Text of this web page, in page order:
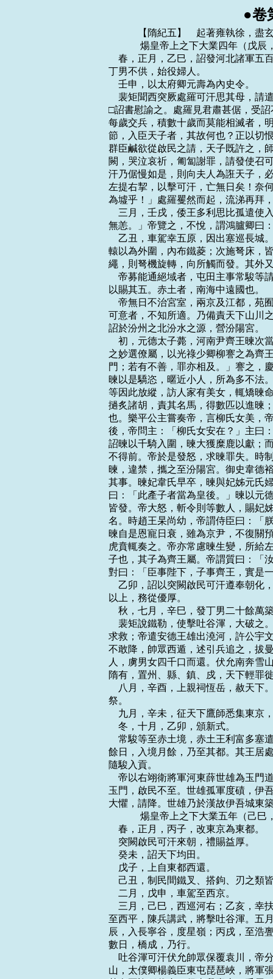
●卷
　　【隋紀五】　起著雍執徐，盡玄黓涒灘，凡五年。
    　　 煬皇帝上之下大業四年（戊辰，公元六零八年）
    春，正月，乙巳，詔發河北諸軍五百餘萬眾穿永濟渠，引沁水南達於河，北通涿郡。
丁男不供，始役婦人。
    壬申，以太府卿元壽為內史令。
    裴矩聞西突厥處羅可汗思其母，請遣使招懷之。二月，己卯，帝遣司朝謁者崔君肅
□詔書慰諭之。處羅見君肅甚倨，受詔不肯起，君肅謂之曰：「突厥本一國，中分為二，
每歲交兵，積數十歲而莫能相滅者，明知其勢敵耳。然啟民舉其部落百萬之眾，卑躬折
節，入臣天子者，其故何也？正以切恨可汗，不能獨制，欲借兵於大國，共滅可汗耳。
群臣鹹欲從啟民之請，天子既許之，師出有日矣。顧可汗母向夫人懼西國之滅，旦夕守
闕，哭泣哀祈，匍匐謝罪，請發使召可汗，令入內屬。天子憐之，故復遣使至此。今可
汗乃倨慢如是，則向夫人為誑天子，必伏屍都市，傳首虜庭。發大隋之兵，資東國之眾，
左提右挈，以擊可汗，亡無日矣！奈何愛兩拜之禮，絕慈母之命，惜一語稱臣，使社稷
為墟乎！」處羅矍然而起，流涕再拜，跪受詔書，因遣使者隨君肅貢汗血馬。
    三月，壬戌，倭王多利思比孤遣使入貢，遺帝書曰：「日出處天子致書日沒處天子
無恙。」帝覽之，不悅，謂鴻臚卿曰：「蠻夷書無禮者，勿復以聞。」
    乙丑，車駕幸五原，因出塞巡長城。行宮設六合板城，載以槍車。每頓捨，則外其
轅以為外圍，內布鐵菱；次施弩床，皆插鋼錐，外向；上施旋機弩，以繩連機，人來觸
繩，則弩機旋轉，向所觸而發。其外又以矰周圍，施鈴柱、槌磐以知所警。
    帝募能通絕域者，屯田主事常駿等請使赤土，帝大悅。丙寅，命駿等□物五千段，
以賜其五。赤土者，南海中遠國也。
    帝無日不治宮室，兩京及江都，苑囿亭殿雖多，久而益厭。每游幸，左右顧矚，無
可意者，不知所適。乃備責天下山川之圖，躬自歷覽，以求勝地可置宮苑者。夏，四月，
詔於汾州之北汾水之源，營汾陽宮。
    初，元德太子薨，河南尹齊王暕次當為嗣，元德吏兵二萬餘人，悉隸於□柬，帝為
之妙選僚屬，以光祿少卿柳謇之為齊王長史，且戒之曰：「齊王德業修備，富貴自鐘卿
門；若有不善，罪亦相及。」謇之，慶之從子也。暕寵遇日隆，百官趨謁，闐咽道路。
暕以是驕恣，暱近小人，所為多不法。遣左右喬令則、庫狄仲錡、陳智偉求聲色。令則
等因此放縱，訪人家有美女，輒矯暕命呼之，載入暕第，淫而遣之。仲錡、智偉詣隴西，
撾炙諸胡，責其名馬，得數匹以進暕；暕令還主，仲錡等詐言王賜，取歸其家，暕不知
也。樂平公主嘗奏帝，言柳氏女美，帝未有所答。久之，主復以柳氏進暕，暕納之。其
後，帝問主：「柳氏女安在？」主曰：「在齊王所。」帝不悅。暕從帝幸汾陽宮，大獵，
詔暕以千騎入圍，暕大獲糜鹿以獻；而帝未有得也，乃怒從官，皆言為暕左右所遏，獸
不得前。帝於是發怒，求暕罪失。時制：縣令無故不得出境。有伊闕令皇甫詡，得幸於
暕，違禁，攜之至汾陽宮。御史韋德裕希旨劾奏暕，帝令甲士千餘人大索暕第，因窮治
其事。暕妃韋氏早卒，暕與妃姊元氏婦通，產一女。暕召相工令遍視後庭，相工指妃姊
曰：「此產子者當為皇後。」暕以元德太子有三子，恐不得立，陰挾左道為厭勝，至是
皆發。帝大怒，斬令則等數人，賜妃姊死，暕府僚皆斥之邊遠。柳謇之坐不能匡正，除
名。時趙王杲尚幼，帝謂侍臣曰：「朕唯有暕一子，不然者，當肆諸市朝，以明國憲！」
暕自是恩寵日衰，雖為京尹，不復關預時政。帝恆令虎賁郎將一人監其府事，暕有微失，
虎賁輒奏之。帝亦常慮暕生變，所給左右，皆以老弱，備員而已。太史令庚質，季才之
子也，其子為齊王屬。帝謂質曰：「汝不能一心事我，乃使兒事齊王，何向背如此！」
對曰：「臣事陛下，子事齊王，實是一心，不敢有二。」帝猶怒，出為合水令。
    乙卯，詔以突闕啟民可汗遵奉朝化，思改戎俗，宜於萬壽戌置城造屋，其帷帳床褥
以上，務從優厚。
    秋，七月，辛巳，發丁男二十餘萬築長城，自榆谷而東。
    裴矩說鐵勒，使擊吐谷渾，大破之。吐谷渾可汗伏允東走，入西平境內，遣使請降
求救；帝遣安德王雄出澆河，許公宇文述出西平迎之。述至臨羌城，吐谷渾畏述兵盛，
不敢降，帥眾西遁，述引兵追之，拔曼頭、赤水二城，斬三千餘級，獲其王公以下二百
人，虜男女四千口而還。伏允南奔雪山，其故地皆空，東西四千里，南北二千里，皆為
隋有，置州、縣、鎮、戍，天下輕罪徙居之。
    八月，辛酉，上親祠恆岳，赦天下。河北道郡守畢集，裴矩所致西域十餘國皆來助
祭。
    九月，辛未，征天下鷹師悉集東京，至者萬余人。
    冬，十月，乙卯，頒新式。
    常駿等至赤土境，赤土王利富多塞遣使以三十舶迎之，進金璅以纜駿船，凡泛海百
餘日，入境月餘，乃至其都。其王居處器用，窮極珍麗，待使者禮亦厚，遣其子那邪迦
隨駿入貢。
    帝以右翊衛將軍河東薛世雄為玉門道行軍大將，與突闕啟民可汗連兵擊伊吾，師出
玉門，啟民不至。世雄孤軍度磧，伊吾初謂隋軍不能至，皆不設備；聞世雄軍已度磧，
大懼，請降。世雄乃於漢故伊吾城東築城，留銀青光祿大夫王威以甲卒千餘人戌之而還。
    　　 煬皇帝上之下大業五年（己巳，公元六零九年）
    春，正月，丙子，改東京為東都。
    突闕啟民可汗來朝，禮賜益厚。
    癸未，詔天下均田。
    戊子，上自東都西還。
    己丑，制民間鐵叉、搭鉤、刃之類皆禁之。
    二月，戊申，車駕至西京。
    三月，己巳，西巡河右；乙亥，幸扶風舊宅。夏，四月，癸亥，出臨津關，渡黃河，
至西平，陳兵講武，將擊吐谷渾。五月，乙亥，上大獵於拔延山，長圍周亙二十裡。庚
辰，入長寧谷，度星嶺；丙戌，至浩亹川。以橋未成，斬都水使者黃亙及督役者九人，
數日，橋成，乃行。
    吐谷渾可汗伏允帥眾保覆袁川，帝分命內史元壽南屯金山，兵部尚書段文振屯北雪
山，太僕卿楊義臣東屯琵琶峽，將軍張壽西屯泥嶺，四面圍之。伏允以數十騎遁出，遣
其名王詐稱伏允，保車我真山。壬辰，詔右屯衛大將軍張定和往捕之。定和輕其眾少，
不被甲，挺身登山，吐谷渾伏兵射殺之；其亞將柳武建擊吐谷渾，破之。甲午，吐谷渾
仙頭王窮蹙，帥男女十餘萬口來降。六月，丁酉，遣左光祿大夫梁默等追討伏允，兵敗，
為伏允所殺。衛尉卿劉權出伊吾道，擊吐谷渾，至青海，虜獲千餘口，乘勝追奔，至伏
俟城。
    辛丑，帝謂給事郎蔡征曰：「自古天子有巡狩之禮；而江東諸帝多傅脂粉，坐深宮，
不與百姓相見，此何理也？」對曰：「此其所以不能長世。」丙午，至張掖。帝之將西
巡也，命裴矩說高昌王□伯雅及伊吾吐屯設等，啖以厚利，召使入朝。壬子，帝至燕支
山，伯雅、吐屯設等及西域二十七國謁於道左，皆令佩金玉，被錦罽，焚香奏樂，歌舞
喧噪。帝復令武威、張掖士女盛飾縱觀，衣服車馬不鮮者，郡縣督課之。騎乘嗔咽，周
亙數十裡，以示中國之盛。吐屯設獻西域數千里之地，上大悅。癸丑，置西海、河源、
鄯善、且末等郡，謫天下罪人為戌卒以守之。命劉權鎮河源郡積石鎮，大開屯田，捍御
吐谷渾，以通西域之路。
    是時天下凡有郡一百九十，縣一千二百五十五，戶八百九十萬有奇。東西九千三百
裡，南北萬四千八百一十五裡。隋氏之盛，極於此矣。
    帝謂裴矩有綏懷之略，進位銀青光祿大夫。自西京諸縣及西北諸郡，皆轉輸塞外，
每歲鉅億萬計；經途險遠及遇寇鈔，人畜死亡不達者，郡縣皆征破其家。由是百姓失業，
西方先困矣。
    初，吐谷渾伏允使其子順來朝，帝留順不遣。伏允敗走，無以自資，帥數千騎客於
黨項。帝立順為可汗，送至玉門，令統其餘眾；以其大寶王尼洛周為輔。至西平，其部
下殺洛周，順不果入而還。
    丙辰，上御觀風殿，大備文物，引高昌王□伯雅及伊吾吐屯設升殿宴飲，其餘蠻夷
使者陪階庭者二十餘國，奏九部樂及魚龍戲以娛之，賜賚有差。戊午，赦天下。
    吐谷渾有青海，俗傳置牝馬於其上，得龍種。秋，七月，置馬牧於青海，縱牝馬二
千匹於川谷以求龍種，無效而止。
    車駕東還，行經大斗拔谷，山路隘險，魚貫而出，風雪晦冥，文武饑餒沾濕，夜久
不逮前營，士卒凍死者太半，馬驢什八九，後宮妃、主或狼狽相失，與軍士雜宿山間。
九月，癸未，車駕入西京。冬，十一月，丙子，復幸東都。
    民部侍郎裴蘊以民間版籍，脫漏戶口及詐注老小尚多，奏令貌閱，若一人不實，則
官司解職。又許民糾得一丁者，令被糾之家代輸賦役。是歲，諸郡計帳進丁二十四萬三
千，新附口六十四萬一千五百。帝臨朝鑒狀，謂百官曰：「前代無賢才，致此罔冒；今
戶口皆實，全由裴蘊。」由是漸見親委，未幾，擢授御史大夫，與裴矩、虞世基參掌機
密。蘊善候伺人主微意，所欲罪者，則曲法鍛成其罪；所欲宥者，則附從輕典，因而釋
之。是後大小之獄，皆以付蘊，刑部、大理莫敢與爭，必稟承進止，然後決斷。蘊有機
辯，言若懸河，或重或輕，皆由其口，剖析明敏，時人不能致詰。
    突厥啟民可汗卒，上為之廢朝三日，立其子咄吉，是為始畢可汗；表請尚公主，詔
從其俗。
    初，內史侍郎薛道衡以才學有盛名，久當樞要，高祖末，出為襄州總管；帝即位，
自番州刺史召之，欲用為秘書監。道衡既至，上《高祖文皇帝頌》，帝覽之，不悅，顧
謂蘇威曰：「道衡致美先朝，此《魚藻》之義也。」拜司隸大夫，將置之罪。司隸刺史
房彥謙勸道衡杜絕賓客，卑辭下氣，道衡不能用。會議新令，久不決，道衡謂朝士曰：
「向使高熲不死，令決當久行。」有人奏之，帝怒曰：「汝憶高熲邪！」付執法者推之。
裴蘊奏：「道衡負才恃舊，有無君之心，推惡於國，妄造禍端。論其罪名，似如隱昧；
原其情意，深為悖逆。」帝曰：「然。我少時與之行役，輕我童稚，與高熲、賀若弼等
外擅威權；及我即位，懷不自安，賴天下無事，未得反耳。公論其逆，妙體本心。」道
衡自以所坐非大過，促憲司早斷，冀奏日帝必赦之，敕家人具饌，以備賓客來候者。及
奏，帝令自盡，道衡殊不意，未能引決。憲司重奏，縊而殺之，妻子徙且末。天下冤之。
    帝大閱軍實，稱器甲之美，宇文述因進言：「此皆雲定興之功。」帝即擢定興為太
府丞。
    　　 煬皇帝上之下大業六年（庚午，公元六一零年）
    春，正月，癸亥朔，未明三刻，有盜數十人，素冠練衣，焚香持華，自稱彌勒佛，
入自建國門，監門者皆稽首。既而奪衛士仗，將為亂；齊王暕遇而斬之。於是都下大索，
連坐者千餘家。
    帝以諸蕃酋長畢集洛陽，丁丑，於端門街盛陳百戲，戲場周圍五千步，執絲竹者萬
八千人，聲聞數十裡，自昏達旦，燈火光燭天地；終月而罷，所費巨萬。自是歲以為常。
諸蕃請入豐都市交易，帝許之。先命整飾店肆，簷宇如一，盛設帷帳，珍貨充積，人物
華盛，賣菜者亦藉以龍須席。胡客或過酒食店，悉令邀廷就坐，醉飽而散，不取其直，
紿之曰：「中國豐饒，酒食例不取直。」胡客皆驚歎。其黠者頗覺之，見以繒帛纏樹，
曰：「中國亦有貧者，衣不蓋形，何如以此物與之，纏樹何為？」市人慚不能答。
    帝稱裴矩之能，謂群臣曰：「裴矩大識聯意，凡所陳奏，皆朕之成算，未發之頃，
矩輒以聞；自非奉國盡心，孰能若是！」是時矩與左翊衛大將軍宇文述、內史侍郎虞世
基、御史大夫斐蘊、光祿大夫郭衍皆以諂諛有寵。述善於供奉，容止便辟，侍衛者鹹取
則焉。郭衍嘗勸帝五日一視朝，曰：「無效高祖，空自勤苦。」帝益以為忠，曰：「唯
有郭衍心與朕同。」
    帝臨朝凝重，發言降詔，辭義可觀；而內存聲色，其在兩都及巡游，常以僧、尼、
道士、女官自隨，謂之四道場。梁公蕭矩，琮之弟子；千牛左右宇文皛，慶之孫也；皆
有寵於帝。帝每日於苑中林亭間盛陳酒饌，敕燕王倓與鉅、皛及高祖嬪御為一席，僧、
尼、道士、女官為一席，帝與諸寵姬為一席，略相連接，罷朝即從之宴飲，更相勸侑，
酒酣殽亂，靡所不至，以是為常。楊氏婦女之美者，往往進御。皛出入宮掖，不限門禁，
至於妃嬪、公主皆有丑聲，帝亦不之罪也。
    帝復遣硃寬招撫流求，流求不從。帝遣虎賁郎將廬江陳稜，朝請大夫同安張鎮周發
東陽兵萬餘人，自義安泛海擊之。行月余，至其國，以鎮周為先鋒。流求王渴刺兜遣兵
逆戰；屢破之，遂至其都。渴刺兜自將出戰，又敗，退入柵；稜等乘勝攻拔之，斬渴刺
兜，虜其民萬餘口而還。二月，己巳，稜等獻流求俘，頒賜百官，進稜位右光祿大夫，
鎮周金紫光祿大夫。
    己卯，詔以「近世茅土妄假，名實相乖，自今唯有功勳乃得賜封；仍令子孫承襲。」
於是舊賜五等爵，非有功者皆除之。
    康申，以所征周、齊、梁、陳散樂悉配太常，皆置博士弟子以相傳授，樂工至三萬
餘人。
    三月，癸亥，帝幸江都宮。
    初，帝欲大營汾陽宮，令御史大夫張衡具圖奏之。衡承間進諫曰：「比年勞役繁多，
百姓疲弊，伏願留神，稍加抑損。」帝意甚不平，後日衡謂侍臣曰：「張衡自謂由其計
畫，令我有天下也。」乃錄齊王暕攜皇甫詡從駕及前幸涿郡祠恆岳時，父老謁見者衣冠
多不整，譴衡以憲司不能舉正，出為榆林太守。久之，衡督役築樓煩城，因帝巡幸，得
謁帝。帝惡衡不損瘦，以為不念咎，謂衡曰：「公甚肥澤，宜且還郡。」復遣之榆林。
未幾，敕衡督役江都宮。禮部尚書楊玄感使至江都，衡謂玄感曰：「薛道衡真為枉死。」
玄感奏之；江都郡丞王世充又奏衡頻減頓具。帝於是發怒，鎖詣江都市，將斬之，久乃
得釋，除名為民，放還田裡。以王世充領江都宮監。
    世充本西域胡人，姓支氏。父收，幼從其母嫁王氏，因冒其姓。世充性譎詐，有口
辯，頗涉書傳，好兵法，習律令。帝數幸江都，世充能伺候顏色為阿諛，雕飾池台，奏
獻珍物，由是有寵。
    夏，六月，甲寅，制江都太守秩同京尹。
    冬，十二月，己未，文安憲侯牛弘卒。弘寬厚恭儉，學術精博，隋室舊臣，始終信
任，悔吝不及者，唯弘一人而已。弟弼，好酒而□句，嘗因醉射殺弘駕車牛。弘來還宅，
其妻迎謂之曰：「叔射殺牛。」弘無所怪問，直答雲：「作脯。」坐定，其妻又曰：
「叔忽射殺牛，大是異事！」弘曰：「已知之矣。」顏色自若，讀書不輟。
    敕穿江南河，自京口至餘杭，八百餘里，廣十餘丈，使可通龍舟，並置驛宮、草頓，
欲東巡會稽。
    上以百官從駕皆服胯褶，於軍旅間不便，是歲，始詔「從駕涉遠者，文武官皆戎衣，
五品以上，通著紫袍，六品以下，兼用緋綠，胥史以青，庶人以白，屠商以皁，士卒以
黃。」
    帝之幸啟民帳也，高麗使者在啟民所。啟民不敢隱，與之見帝。黃門侍郎裴矩說帝
曰：「高麗本箕子所封之地，漢、晉皆為郡縣；令乃不臣，別為異域。先帝欲征之久矣，
但楊諒不肖，師出無功。當陛下之時，安可不取，使冠帶之境，遂為蠻貊之鄉乎！今其
使者親見啟民舉國從化，可因其恐懼，脅使入朝。」帝從之，敕牛弘宣旨曰：「朕以啟
民誠心奉國，故親至其帳。明年當往涿郡，爾還日，語高麗王：宜早來朝，勿自疑懼，
存育之禮，當如啟民。苟或不朝，將帥啟民往巡彼土。」高麗王元懼。籓禮頗闕，帝將
討之；課天下富人買武馬，匹至十萬錢；簡閱器仗，務令精新，或有濫惡，則使者立斬。
    　　 煬皇帝上之下大業七年（辛未，公元六一一年）
    春，正月，壬寅，真定襄侯郭衍卒。
    二月，己未，上升釣台，臨楊子津，大宴百僚。乙亥，帝自江都行幸涿郡，御龍舟，
渡河入永濟渠，仍敕選部、門下、內史、御史四司之官於前船選補，其受選者三千餘人，
或徒步隨船三千餘里，不得處分，凍餒疲頓，因而致死者什一二。
    壬午，下詔討高麗。敕幽州總管元弘嗣往東萊海口造船三百艘，官吏督役，晝夜立
水中，略不敢息，自腰以下皆生蛆，死者什三四。夏，四月，庚午，車駕至涿郡之臨朔
宮，文武從官九品以上，並令給宅安置。先是，詔總征天下之兵，無問遠近，俱會於涿。
又發江淮以南水手一萬人，弩手三萬人，嶺南排□手三萬人，於是四遠奔赴如流。五月，
敕河南、淮南、江南造戎車五萬乘送高陽，供載衣甲幔幕，令兵士自挽之，發河南、北
民夫以供軍須。秋，七月，發江、淮以南民夫及船運黎陽及洛口諸倉米至涿郡，舳艫相
次千餘里，載兵甲及攻取之具，往還在道常數十萬人，填咽於道，晝夜不絕，死者相枕，
臭穢盈路，天下騷動。
    山東、河南大水